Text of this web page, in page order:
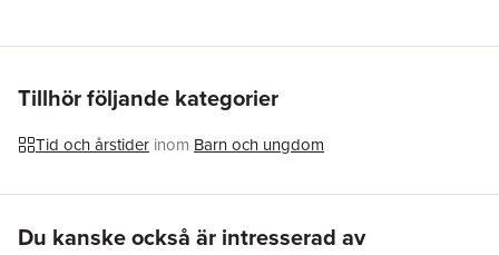
Antal sidor
32
Illustratör
Tillhör följande kategorier
Tid och årstider inom Barn och ungdom
Du kanske också är intresserad av